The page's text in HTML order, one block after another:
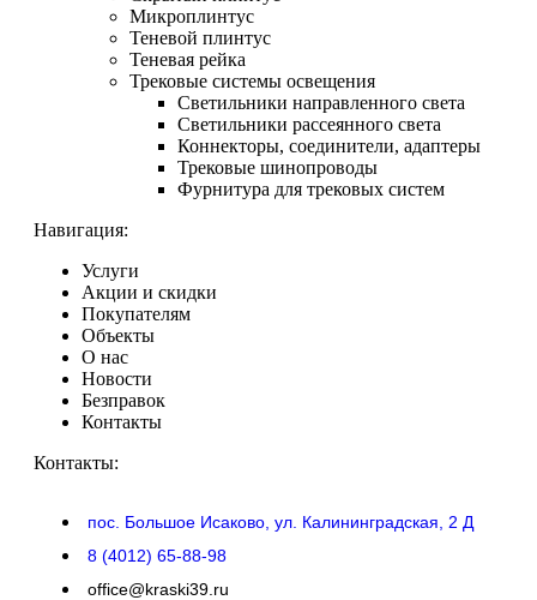
Микроплинтус
Теневой плинтус
Теневая рейка
Трековые системы освещения
Светильники направленного света
Светильники рассеянного света
Коннекторы, соединители, адаптеры
Трековые шинопроводы
Фурнитура для трековых систем
Навигация:
Услуги
Акции и скидки
Покупателям
Объекты
О нас
Новости
Безправок
Контакты
Контакты:
пос. Большое Исаково, ул. Калининградская, 2 Д
8 (4012) 65-88-98
office@kraski39.ru